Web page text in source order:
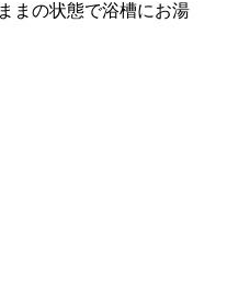
まの状態で浴槽にお湯